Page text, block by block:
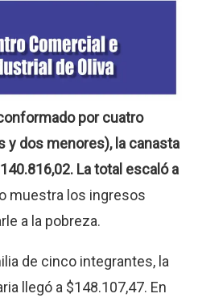
por cuatro
y dos menores), la canasta
La total escaló a
muestra los ingresos
a la pobreza.
de cinco integrantes, la
llegó a $148.107,47. En